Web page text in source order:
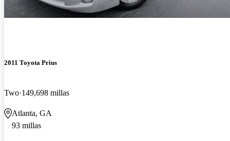
2011 Toyota Prius
Two 149,698 millas
Atlanta, GA
93 millas